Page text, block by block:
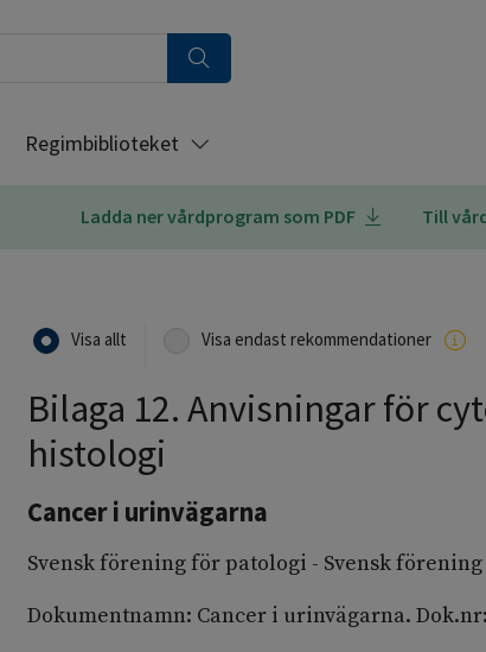
Regimbiblioteket
Ladda ner vårdprogram som PDF Till
Visa allt Visa endast rekommendationer
Bilaga 12. Anvisningar för
histologi
Cancer i urinvägarna
Svensk förening för patologi - Svensk
Dokumentnamn: Cancer i urinvägarna.